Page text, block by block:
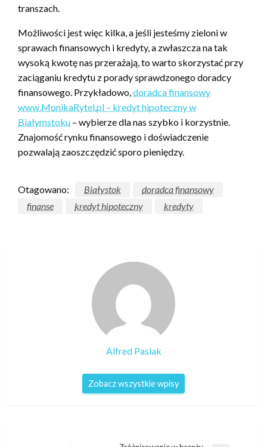
transzach.
Możliwości jest więc kilka, a jeśli jesteśmy zieloni w
sprawach finansowych i kredyty, a zwłaszcza na tak
wysoką kwotę nas przerażają, to warto skorzystać przy
zaciąganiu kredytu z porady sprawdzonego doradcy
finansowego. Przykładowo,doradca finansowy
www.MonikaRytel.pl – kredyt hipoteczny w
Białymstoku – wybierze dla nas szybko i korzystnie.
Znajomość rynku finansowego i doświadczenie
pozwalają zaoszczędzić sporo pieniędzy.
Otagowano: Białystok
doradca finansowy
finanse
kredyt hipoteczny kredyty
Alfred Pasiak
Zobacz wszystkie wpisy